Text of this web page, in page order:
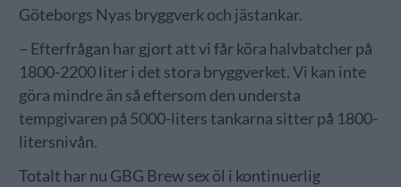
Göteborgs Nyas bryggverk och jästankar.
– Efterfrågan har gjort att vi får köra halvbatcher på
1800-2200 liter i det stora bryggverket. Vi kan inte
göra mindre än så eftersom den understa
tempgivaren på 5000-liters tankarna sitter på 1800-
litersnivån.
Totalt har nu GBG Brew sex öl i kontinuerlig